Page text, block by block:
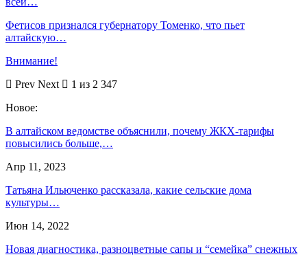
Фетисов признался губернатору Томенко, что пьет
алтайскую…
Внимание!
Prev Next
1 из 2 347
Новое:
В алтайском ведомстве объяснили, почему ЖКХ-тарифы
повысились больше,…
Апр 11, 2023
Татьяна Ильюченко рассказала, какие сельские дома
культуры…
Июн 14, 2022
Новая диагностика, разноцветные сапы и “семейка” снежных